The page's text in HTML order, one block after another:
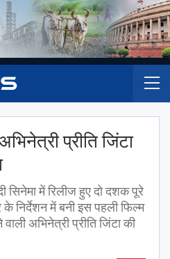
प्रीति जिंटा
सिनेमा में रिलीज हुए दो दशक पूरे
निर्देशन में बनी इस पहली फिल्म
वाली अभिनेत्री प्रीति जिंटा की